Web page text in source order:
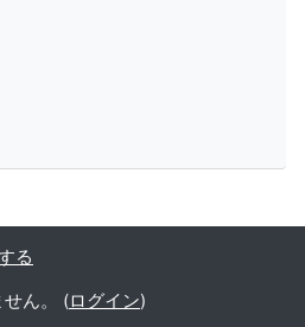
る
せん。 (ログイン)